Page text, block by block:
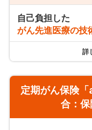
ます。
※投与すべき月が到来した
注意事項／お支払
付金のお支払いは
治療の有無を問わ
ているとき
治療の有無を問わず、
該当日の年単位の応当
自己負担した
がん先進医療の技
支払限度
終身がん保険「auがん
保険期間を通じて2,000
詳
定期がん保険
合：